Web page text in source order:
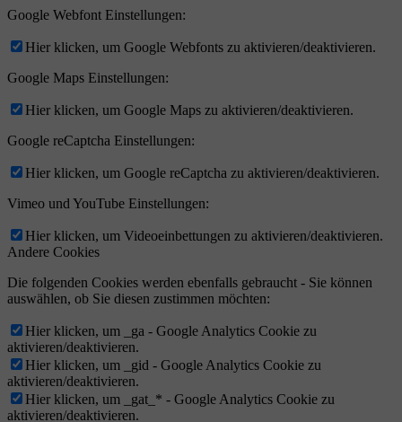
Google Webfont Einstellungen:
Hier klicken, um Google Webfonts zu aktivieren/deaktivieren.
Google Maps Einstellungen:
Hier klicken, um Google Maps zu aktivieren/deaktivieren.
Google reCaptcha Einstellungen:
Hier klicken, um Google reCaptcha zu aktivieren/deaktivieren.
Vimeo und YouTube Einstellungen:
Hier klicken, um Videoeinbettungen zu aktivieren/deaktivieren.
Andere Cookies
Die folgenden Cookies werden ebenfalls gebraucht - Sie können
auswählen, ob Sie diesen zustimmen möchten:
Hier klicken, um _ga - Google Analytics Cookie zu
aktivieren/deaktivieren.
Hier klicken, um _gid - Google Analytics Cookie zu
aktivieren/deaktivieren.
Hier klicken, um _gat_* - Google Analytics Cookie zu
aktivieren/deaktivieren.